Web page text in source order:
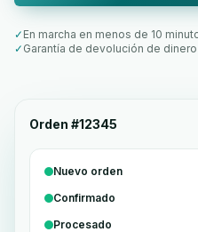
✓ En marcha en menos de 10
✓ Garantía de devolución de
Orden #12345
Nuevo orden
Confirmado
Procesado